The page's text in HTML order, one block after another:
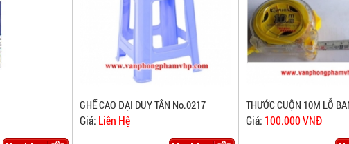
GHẾ CAO ĐẠI DUY TÂN No.0217
Giá: Liên Hệ
THƯỚC CUỘN 10M LỖ
Giá: 100.000 VNĐ